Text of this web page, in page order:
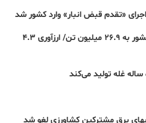
افزایش تولید محصولات باغی کشور به ۲۶.۹ میلیون تن/ ارزآوری ۴.۳
برق مشترکین کشاورزی لغو شد